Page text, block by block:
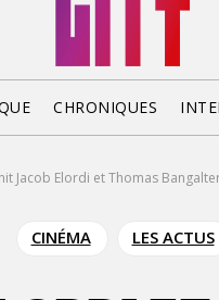
CHRONIQUES
Jacob Elordi et Thomas
CINÉMA LES ACTUS